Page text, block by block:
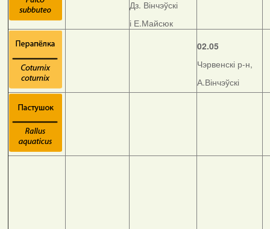
Дз. Вінчэўскі
і Е.Майсюк
02.05
Чэрвенскі р-н,
А.Вінчэўскі